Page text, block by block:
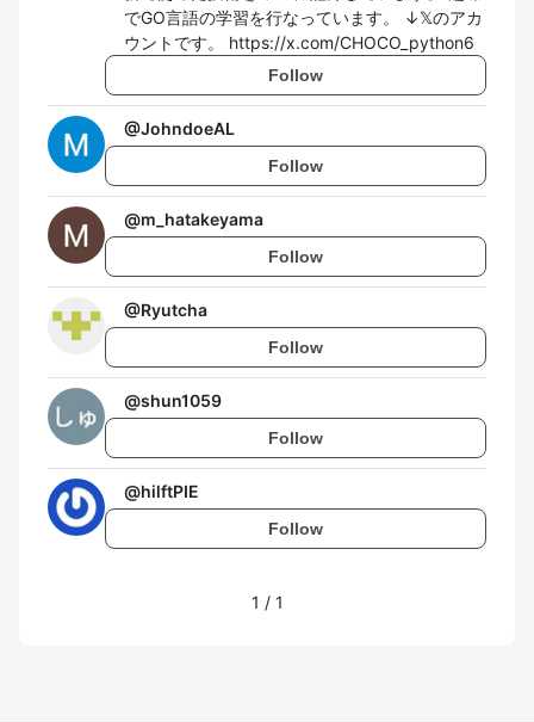
でGO言語の学習を行なっています。 ↓𝕏のアカ
ウントです。 https://x.com/CHOCO_python6
Follow
@JohndoeAL
Follow
@m_hatakeyama
Follow
@Ryutcha
Follow
@shun1059
Follow
@hilftPIE
Follow
1 / 1